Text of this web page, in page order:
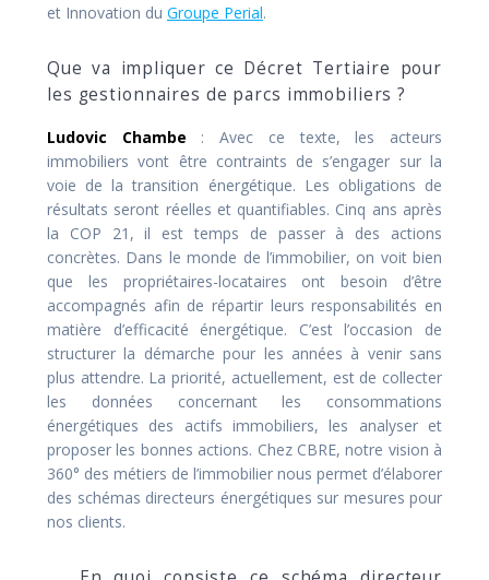
et Innovation du Groupe Perial.
Que va impliquer ce Décret Tertiaire pour
les gestionnaires de parcs immobiliers ?
Ludovic Chambe : Avec ce texte, les acteurs
immobiliers vont être contraints de s’engager sur la
voie de la transition énergétique. Les obligations de
résultats seront réelles et quantifiables. Cinq ans après
la COP 21, il est temps de passer à des actions
concrètes. Dans le monde de l’immobilier, on voit bien
que les propriétaires-locataires ont besoin d’être
accompagnés afin de répartir leurs responsabilités en
matière d’efficacité énergétique. C’est l’occasion de
structurer la démarche pour les années à venir sans
plus attendre. La priorité, actuellement, est de collecter
les données concernant les consommations
énergétiques des actifs immobiliers, les analyser et
proposer les bonnes actions. Chez CBRE, notre vision à
360° des métiers de l’immobilier nous permet d’élaborer
des schémas directeurs énergétiques sur mesures pour
nos clients.